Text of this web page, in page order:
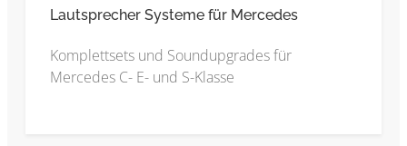
Lautsprecher Systeme für Mercedes
Komplettsets und Soundupgrades für
Mercedes C- E- und S-Klasse